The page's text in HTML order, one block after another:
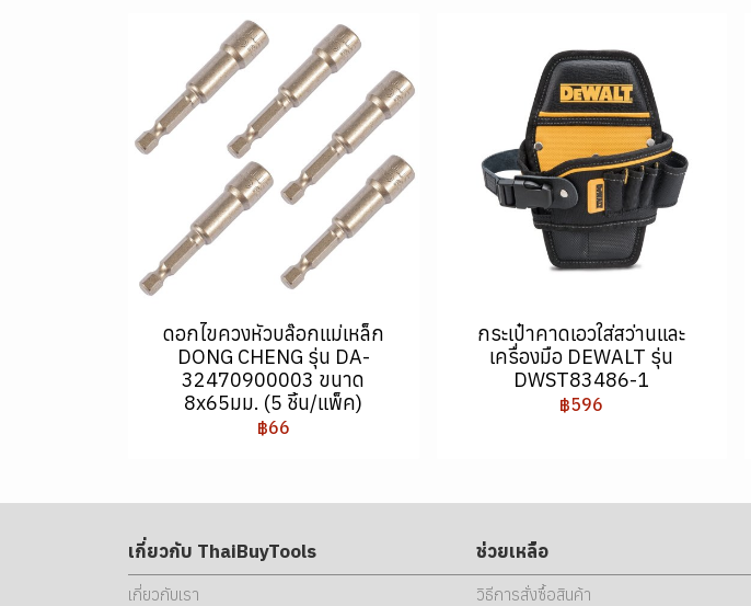
ดอกไขควงหัวบล๊อกแม่เหล็ก
DONG CHENG รุ่น DA-
32470900003 ขนาด
8x65มม. (5 ชิ้น/แพ็ค)
฿66
กระเป๋าคาดเอวใส่สว่านและ
เครื่องมือ DEWALT รุ่น
DWST83486-1
฿596
เกี่ยวกับ ThaiBuyTools
เกี่ยวกับเรา
ช่วยเหลือ
วิธีการสั่งซื้อสินค้า